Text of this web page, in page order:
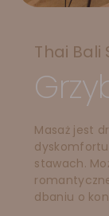
Thai Bali
Masaż jest
stawach.
dbaniu o